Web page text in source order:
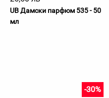
UB Дамски парфюм 535 - 50
мл
-30%